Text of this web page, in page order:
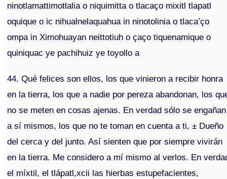
ninotlamattimotlalia o niquimitta o tlacaço mixitl tlapatl
oquique o ic nihualnelaquahua in ninotolinia o tlaca’ço
ompa in Ximohuayan neittotiuh o çaço tiquenamique o
quiniquac ye pachihuiz ye toyollo a
44. Qué felices son ellos, los que vinieron a recibir honra
en la tierra, los que a nadie por pereza abandonan, los
no se meten en cosas ajenas. En verdad sólo se engañan
a sí mismos, los que no te toman en cuenta a ti, ± Dueño
del cerca y del junto. Así sienten que por siempre vivirán
en la tierra. Me considero a mí mismo al verlos. En
el míxtil, el tlápatl,xcii las hierbas estupefacientes,